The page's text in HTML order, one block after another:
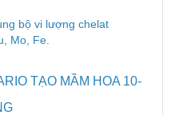
bộ vi lượng chelat
Mo, Fe.
TẠO MẦM HOA 10-